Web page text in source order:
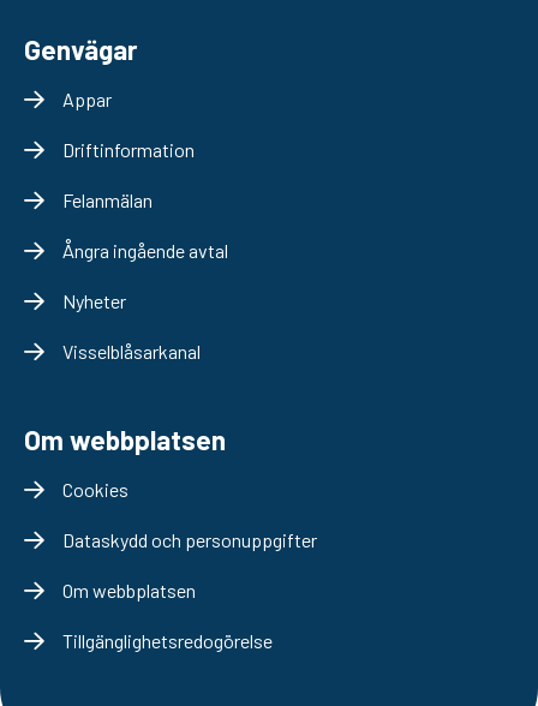
Genvägar
Appar
Driftinformation
Felanmälan
Ångra ingående avtal
Nyheter
Visselblåsarkanal
Om webbplatsen
Cookies
Dataskydd och personuppgifter
Om webbplatsen
Tillgänglighetsredogörelse